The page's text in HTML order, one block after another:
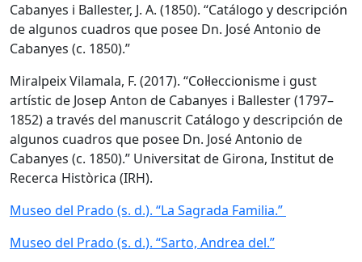
Cabanyes i Ballester, J. A. (1850). “Catálogo y descripción
de algunos cuadros que posee Dn. José Antonio de
Cabanyes (c. 1850).”
Miralpeix Vilamala, F. (2017). “Col·leccionisme i gust
artístic de Josep Anton de Cabanyes i Ballester (1797–
1852) a través del manuscrit Catálogo y descripción de
algunos cuadros que posee Dn. José Antonio de
Cabanyes (c. 1850).” Universitat de Girona, Institut de
Recerca Històrica (IRH).
Museo del Prado (s. d.). “La Sagrada Familia.”
Museo del Prado (s. d.). “Sarto, Andrea del.”